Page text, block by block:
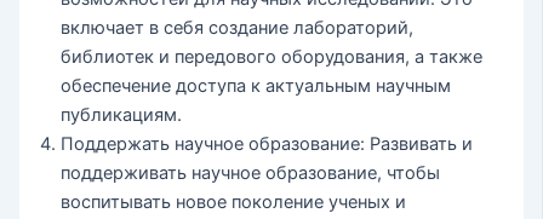
включает в себя создание лабораторий,
библиотек и передового оборудования, а также
обеспечение доступа к актуальным научным
публикациям.
Поддержать научное образование: Развивать и
поддерживать научное образование, чтобы
воспитывать новое поколение ученых и